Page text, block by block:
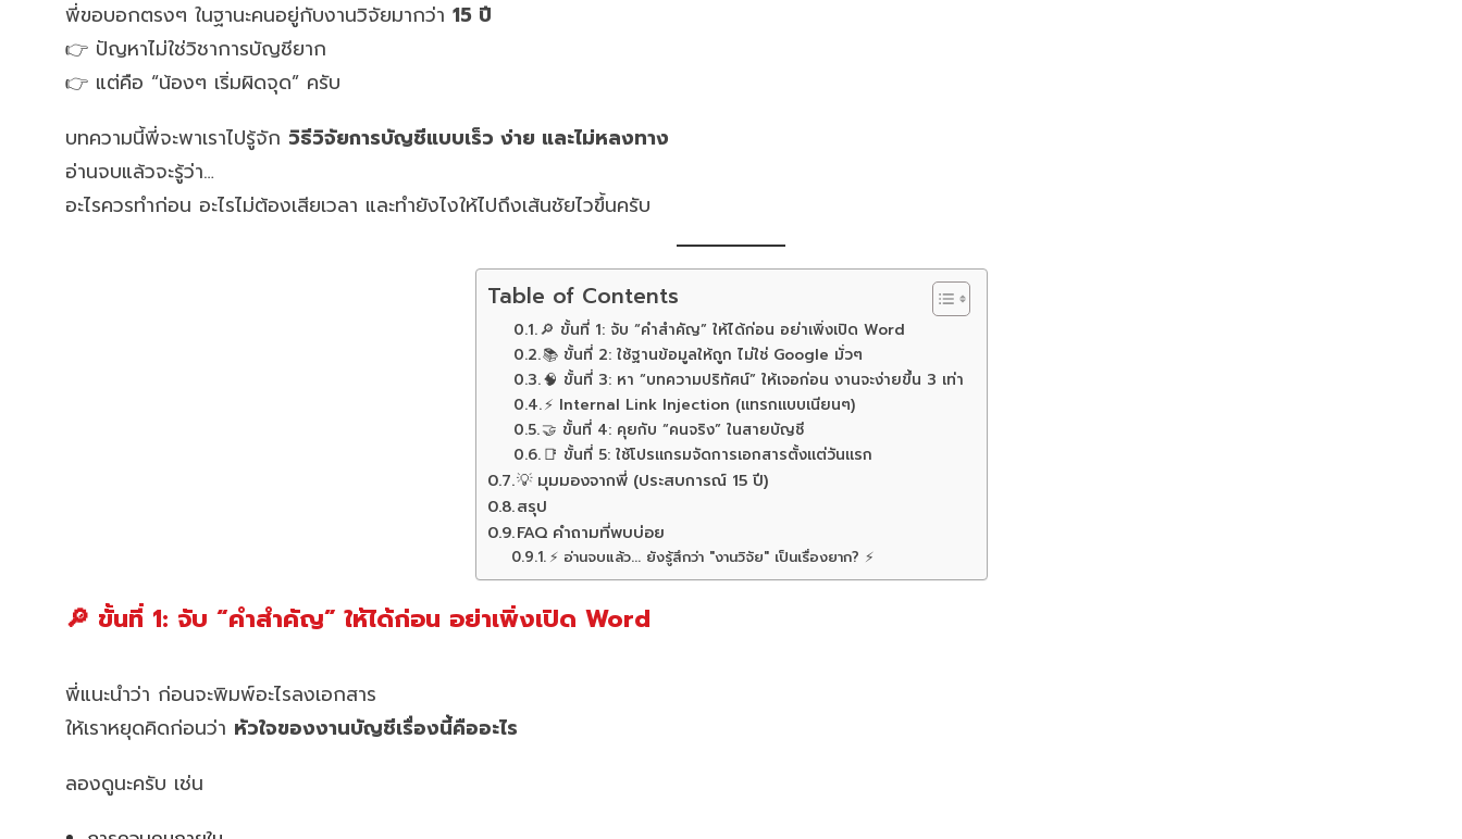
พี่ขอบอกตรงๆ ในฐานะคนอยู่กับงานวิจัยมากว่า 15 ปี
👉 ปัญหาไม่ใช่วิชาการบัญชียาก
👉 แต่คือ “น้องๆ เริ่มผิดจุด” ครับ
บทความนี้พี่จะพาเราไปรู้จัก วิธีวิจัยการบัญชีแบบเร็ว ง่าย และไม่หลงทาง
อ่านจบแล้วจะรู้ว่า…
อะไรควรทำก่อน อะไรไม่ต้องเสียเวลา และทำยังไงให้ไปถึงเส้นชัยไวขึ้นครับ
Table of Contents
🔎 ขั้นที่ 1: จับ “คำสำคัญ” ให้ได้ก่อน อย่าเพิ่งเปิด Word
📚 ขั้นที่ 2: ใช้ฐานข้อมูลให้ถูก ไม่ใช่ Google มั่วๆ
🧠 ขั้นที่ 3: หา “บทความปริทัศน์” ให้เจอก่อน งานจะง่ายขึ้น 3 เท่า
⚡ Internal Link Injection (แทรกแบบเนียนๆ)
🤝 ขั้นที่ 4: คุยกับ “คนจริง” ในสายบัญชี
📑 ขั้นที่ 5: ใช้โปรแกรมจัดการเอกสารตั้งแต่วันแรก
💡 มุมมองจากพี่ (ประสบการณ์ 15 ปี)
สรุป
FAQ คำถามที่พบบ่อย
⚡ อ่านจบแล้ว... ยังรู้สึกว่า "งานวิจัย" เป็นเรื่องยาก? ⚡
🔎 ขั้นที่ 1: จับ “คำสำคัญ” ให้ได้ก่อน อย่าเพิ่งเปิด Word
พี่แนะนำว่า ก่อนจะพิมพ์อะไรลงเอกสาร
ให้เราหยุดคิดก่อนว่า หัวใจของงานบัญชีเรื่องนี้คืออะไร
ลองดูนะครับ เช่น